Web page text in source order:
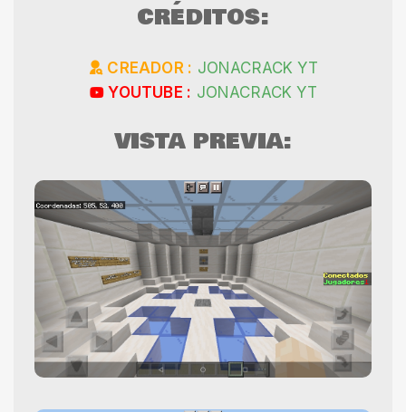
CRÉDITOS:
CREADOR : JONACRACK YT
YOUTUBE : JONACRACK YT
VISTA PREVIA: